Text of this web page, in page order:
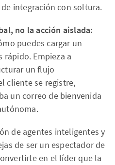
integración con soltura.
no la acción aislada:
puedes cargar un
rápido. Empieza a
un flujo
cliente se registre,
un correo de bienvenida
de agentes inteligentes y
de ser un espectador de
en el líder que la